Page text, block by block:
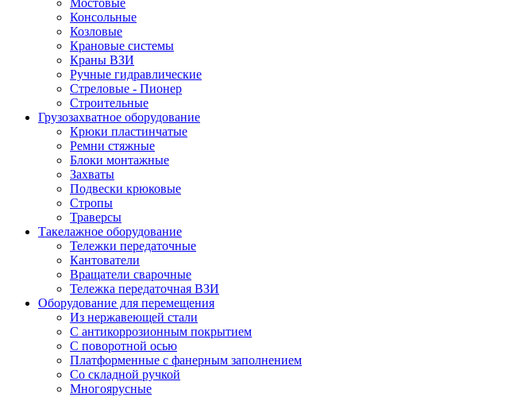
Мостовые
Консольные
Козловые
Крановые системы
Краны ВЗИ
Ручные гидравлические
Стреловые - Пионер
Строительные
Грузозахватное оборудование
Крюки пластинчатые
Ремни стяжные
Блоки монтажные
Захваты
Подвески крюковые
Стропы
Траверсы
Такелажное оборудование
Тележки передаточные
Кантователи
Вращатели сварочные
Тележка передаточная ВЗИ
Оборудование для перемещения
Из нержавеющей стали
С антикоррозионным покрытием
С поворотной осью
Платформенные с фанерным заполнением
Со складной ручкой
Многоярусные